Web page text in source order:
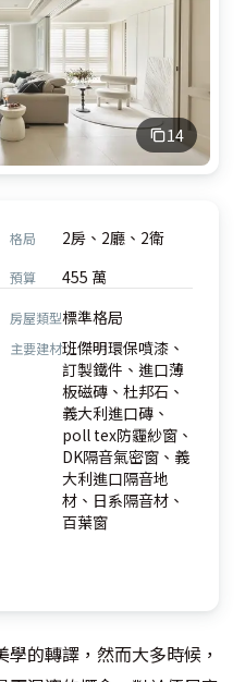
14
格局 2房、2廳、2衛
預算 455 萬
房屋類型標準格局
主要建材班傑明環保噴漆、
訂製鐵件、進口薄
板磁磚、杜邦石、
義大利進口磚、
poll tex防霾紗窗、
DK隔音氣密窗、義
大利進口隔音地
材、日系隔音材、
百葉窗
的轉譯，然而大多時候，